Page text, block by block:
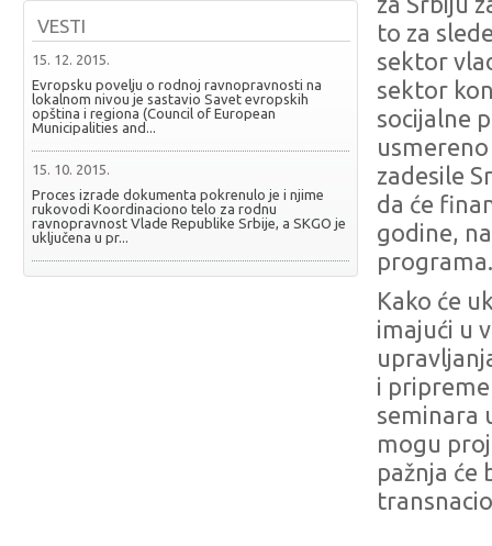
VESTI
15. 12. 2015.
Evropsku povelju o rodnoj ravnopravnosti na
lokalnom nivou je sastavio Savet evropskih
opština i regiona (Council of European
Municipalities and...
15. 10. 2015.
Proces izrade dokumenta pokrenulo je i njime
rukovodi Koordinaciono telo za rodnu
ravnopravnost Vlade Republike Srbije, a SKGO je
uključena u pr...
to za
sektor
sektor
socijalne
zadesile
da će
godine,
programa.
Kako će
imajući u
i
seminara
mogu
pažnja će